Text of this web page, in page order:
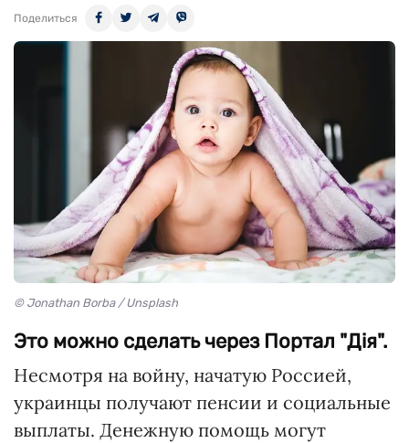
Поделиться
© Jonathan Borba / Unsplash
Это можно сделать через Портал "Дія".
Несмотря на войну, начатую Россией,
украинцы получают пенсии и социальные
выплаты. Денежную помощь могут